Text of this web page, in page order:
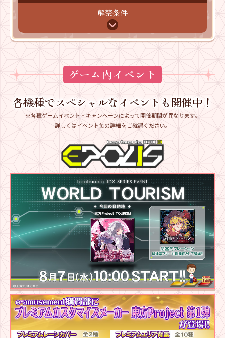
解禁条件
ゲーム内イベント
各機種でスペシャルなイベントも開催中！
※各種ゲームイベント・キャンペーンによって開催期間が異なります。
詳しくはイベント毎の詳細をご確認ください。